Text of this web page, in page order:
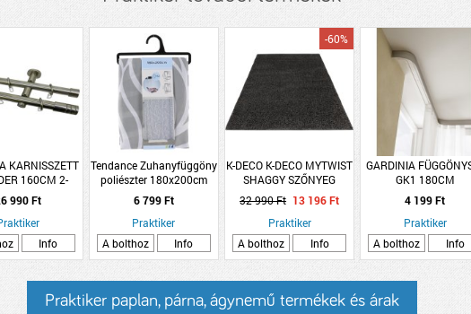
KARNISSZETT
160CM 2-
20MM, FÉM,
990 Ft
Info
Tendance Zuhanyfüggöny
poliészter 180x200cm
fehér-szürke hullám minta,
12 karikával
6 799 Ft
Praktiker
A bolthoz
Info
K-DECO K-DECO MYTWIST
SHAGGY SZŐNYEG
160X230 CM ANTRACIT
SZÜRKE EGYSZÍNŰ
-60%
32 990 Ft 13 196 Ft
Praktiker
A bolthoz
Info
GARDINIA
GK1 180CM
4 199 Ft
Praktiker
A bolthoz
Info
Praktiker paplan, párna, ágynemű termékek és árak